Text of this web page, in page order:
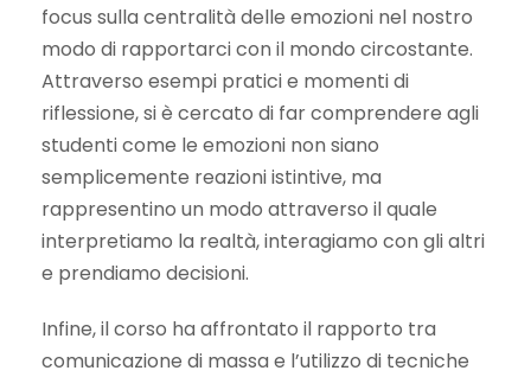
focus sulla centralità delle emozioni nel nostro
modo di rapportarci con il mondo circostante.
Attraverso esempi pratici e momenti di
riflessione, si è cercato di far comprendere agli
studenti come le emozioni non siano
semplicemente reazioni istintive, ma
rappresentino un modo attraverso il quale
interpretiamo la realtà, interagiamo con gli altri
e prendiamo decisioni.
Infine, il corso ha affrontato il rapporto tra
comunicazione di massa e l’utilizzo di tecniche